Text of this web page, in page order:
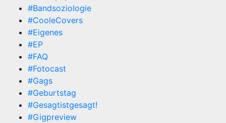
#Bandsoziologie
#CooleCovers
#Eigenes
#EP
#FAQ
#Fotocast
#Gags
#Geburtstag
#Gesagtistgesagt!
#Gigpreview